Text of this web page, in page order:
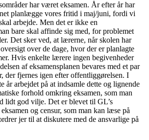
har været eksamen. År efter år har
planlægge vores fritid i maj/juni, fordi vi
arbejde. Men det er ikke en
bare skal affinde sig med, for problemet
Det sker ved, at lærerne, når skolen har
over de dage, hvor der er planlagte
Hvis enkelte lærere ingen begivenheder
af eksamensplanen bevares med et par
der fjernes igen efter offentliggørelsen. I
år arbejdet på at indsamle dette og lignende
forhold omkring eksamen, som man
lidt god vilje. Det er blevet til GL’s
og censur, som man kan læse på
jer til at diskutere med de ansvarlige på